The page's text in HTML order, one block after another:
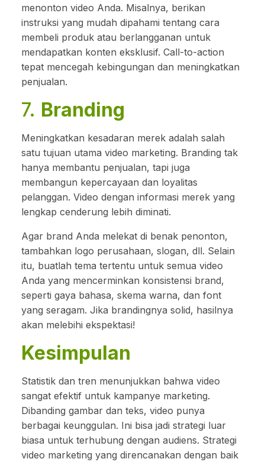
menonton video Anda. Misalnya, berikan
instruksi yang mudah dipahami tentang cara
membeli produk atau berlangganan untuk
mendapatkan konten eksklusif. Call-to-action
tepat mencegah kebingungan dan meningkatkan
penjualan.
7. Branding
Meningkatkan kesadaran merek adalah salah
satu tujuan utama video marketing. Branding tak
hanya membantu penjualan, tapi juga
membangun kepercayaan dan loyalitas
pelanggan. Video dengan informasi merek yang
lengkap cenderung lebih diminati.
Agar brand Anda melekat di benak penonton,
tambahkan logo perusahaan, slogan, dll. Selain
itu, buatlah tema tertentu untuk semua video
Anda yang mencerminkan konsistensi brand,
seperti gaya bahasa, skema warna, dan font
yang seragam. Jika brandingnya solid, hasilnya
akan melebihi ekspektasi!
Kesimpulan
Statistik dan tren menunjukkan bahwa video
sangat efektif untuk kampanye marketing.
Dibanding gambar dan teks, video punya
berbagai keunggulan. Ini bisa jadi strategi luar
biasa untuk terhubung dengan audiens. Strategi
video marketing yang direncanakan dengan baik